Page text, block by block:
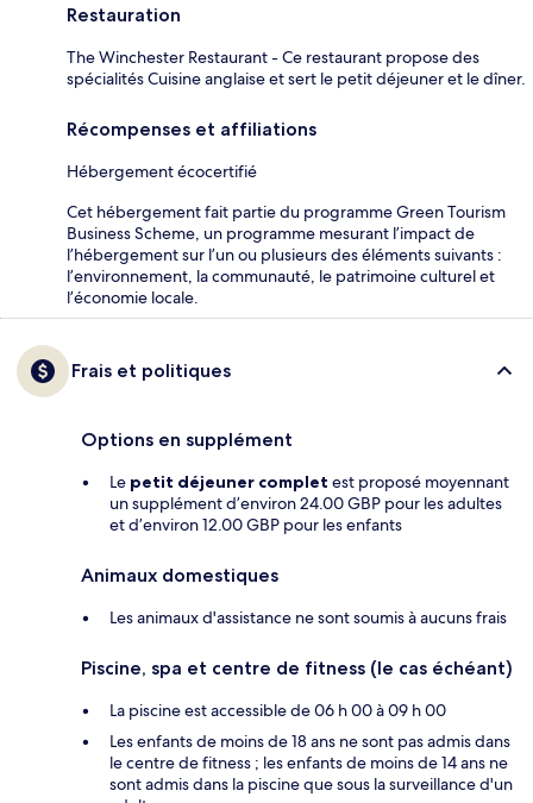
Restauration
The Winchester Restaurant - Ce restaurant propose des
spécialités Cuisine anglaise et sert le petit déjeuner et le dîner.
Récompenses et affiliations
Hébergement écocertifié
Cet hébergement fait partie du programme Green Tourism
Business Scheme, un programme mesurant l’impact de
l’hébergement sur l’un ou plusieurs des éléments suivants :
l’environnement, la communauté, le patrimoine culturel et
l’économie locale.
Frais et politiques
Options en supplément
Le petit déjeuner complet est proposé moyennant
un supplément d’environ 24.00 GBP pour les adultes
et d’environ 12.00 GBP pour les enfants
Animaux domestiques
Les animaux d'assistance ne sont soumis à aucuns frais
Piscine, spa et centre de fitness (le cas échéant)
La piscine est accessible de 06 h 00 à 09 h 00
Les enfants de moins de 18 ans ne sont pas admis dans
le centre de fitness ; les enfants de moins de 14 ans ne
sont admis dans la piscine que sous la surveillance d'un